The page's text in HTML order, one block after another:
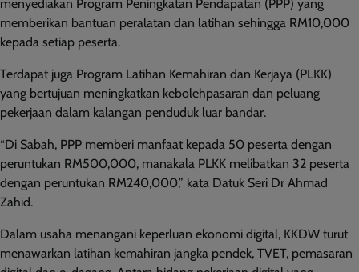
menyediakan Program Peningkatan Pendapatan (PPP) yang
memberikan bantuan peralatan dan latihan sehingga RM10,000
kepada setiap peserta.
Terdapat juga Program Latihan Kemahiran dan Kerjaya (PLKK)
yang bertujuan meningkatkan kebolehpasaran dan peluang
pekerjaan dalam kalangan penduduk luar bandar.
“Di Sabah, PPP memberi manfaat kepada 50 peserta dengan
peruntukan RM500,000, manakala PLKK melibatkan 32 peserta
dengan peruntukan RM240,000,” kata Datuk Seri Dr Ahmad
Zahid.
Dalam usaha menangani keperluan ekonomi digital, KKDW turut
menawarkan latihan kemahiran jangka pendek, TVET, pemasaran